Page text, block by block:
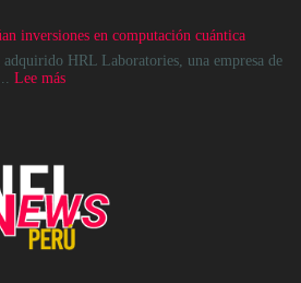
realmente
pueda
sostener
gráficas
RDNA
5
avanzada
desarrollo
inversiones en computación cuántica
HRL Laboratories, una empresa de
Lee más: